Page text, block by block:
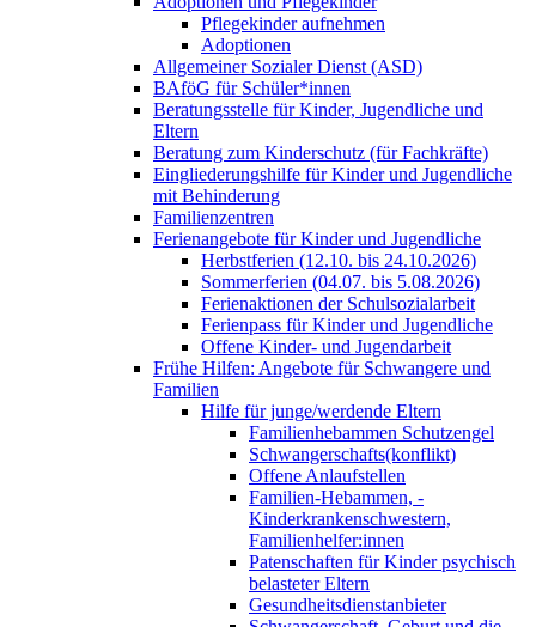
Pflegekinder aufnehmen
Adoptionen
Allgemeiner Sozialer Dienst (ASD)
BAföG für Schüler*innen
Beratungsstelle für Kinder, Jugendliche und
Eltern
Beratung zum Kinderschutz (für Fachkräfte)
Eingliederungshilfe für Kinder und Jugendliche
mit Behinderung
Familienzentren
Ferienangebote für Kinder und Jugendliche
Herbstferien (12.10. bis 24.10.2026)
Sommerferien (04.07. bis 5.08.2026)
Ferienaktionen der Schulsozialarbeit
Ferienpass für Kinder und Jugendliche
Offene Kinder- und Jugendarbeit
Frühe Hilfen: Angebote für Schwangere und
Familien
Hilfe für junge/werdende Eltern
Familienhebammen Schutzengel
Schwangerschafts(konflikt)
Offene Anlaufstellen
Familien-Hebammen, -
Kinderkrankenschwestern,
Familienhelfer:innen
Patenschaften für Kinder psychisch
belasteter Eltern
Gesundheitsdienstanbieter